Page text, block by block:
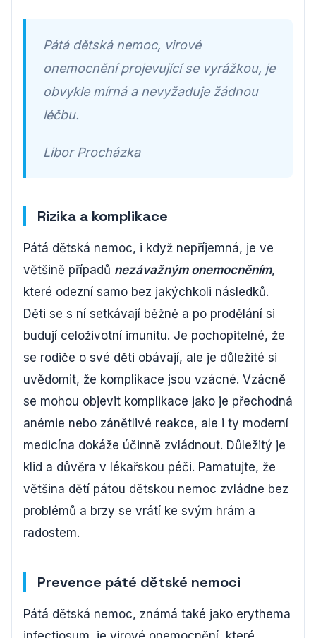
Pátá dětská nemoc, virové
onemocnění projevující se vyrážkou, je
obvykle mírná a nevyžaduje žádnou
léčbu.
Libor Procházka
Rizika a komplikace
Pátá dětská nemoc, i když nepříjemná, je ve
většině případů nezávažným onemocněním,
které odezní samo bez jakýchkoli následků.
Děti se s ní setkávají běžně a po prodělání si
budují celoživotní imunitu. Je pochopitelné, že
se rodiče o své děti obávají, ale je důležité si
uvědomit, že komplikace jsou vzácné. Vzácně
se mohou objevit komplikace jako je přechodná
anémie nebo zánětlivé reakce, ale i ty moderní
medicína dokáže účinně zvládnout. Důležitý je
klid a důvěra v lékařskou péči. Pamatujte, že
většina dětí pátou dětskou nemoc zvládne bez
problémů a brzy se vrátí ke svým hrám a
radostem.
Prevence páté dětské nemoci
Pátá dětská nemoc, známá také jako erythema